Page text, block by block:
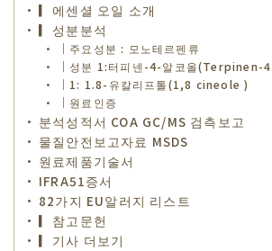
▎에센셜 오일 소개
▎성분분석
｜주요성분 : 모노테르펜류
｜성분 1:터피넨-4-알코올(Terpinen-
｜​1: 1.8-유칼리프톨(1,8 cineole )
｜원료인증
분석성적서 COA GC/MS 검측보고
물질안전보고자료 MSDS
원료제품기술서
IFRA51증서
82가지 EU알러지 리스트
▎참고문헌
▎기사 더보기